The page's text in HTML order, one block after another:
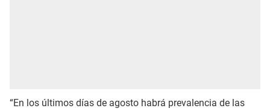
“En los últimos días de agosto habrá prevalencia de las